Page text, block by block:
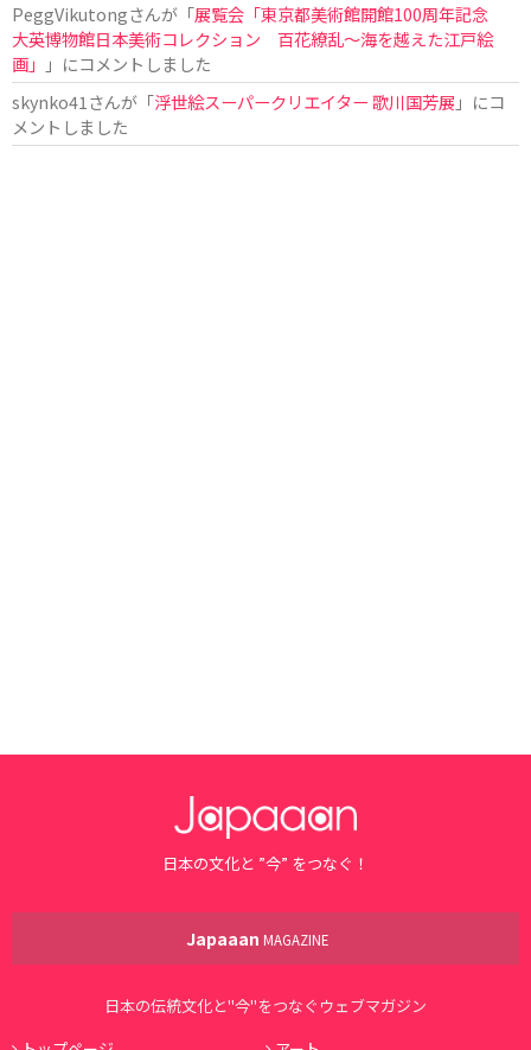
PeggVikutongさんが「展覧会「東京都美術館開館100周年記念
大英博物館日本美術コレクション 百花繚乱〜海を越えた江戸絵
画」
」にコメントしました
skynko41 さんが「浮世絵スーパークリエイター 歌川国芳展 」にコ
メントしました
日本の文化と ”今” をつなぐ！
Japaaan MAGAZINE
日本の伝統文化と"今"をつなぐウェブマガジン